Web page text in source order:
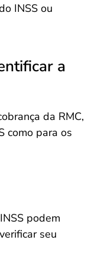
INSS ou
a
da RMC,
como para os
podem
seu